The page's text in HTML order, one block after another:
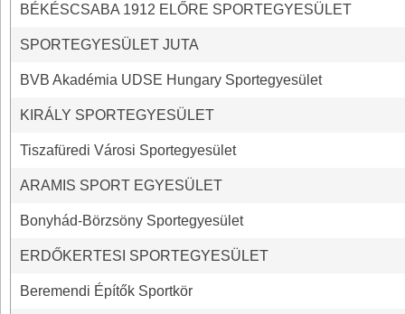
BÉKÉSCSABA 1912 ELŐRE SPORTEGYESÜLET
SPORTEGYESÜLET JUTA
BVB Akadémia UDSE Hungary Sportegyesület
KIRÁLY SPORTEGYESÜLET
Tiszafüredi Városi Sportegyesület
ARAMIS SPORT EGYESÜLET
Bonyhád-Börzsöny Sportegyesület
ERDŐKERTESI SPORTEGYESÜLET
Beremendi Építők Sportkör